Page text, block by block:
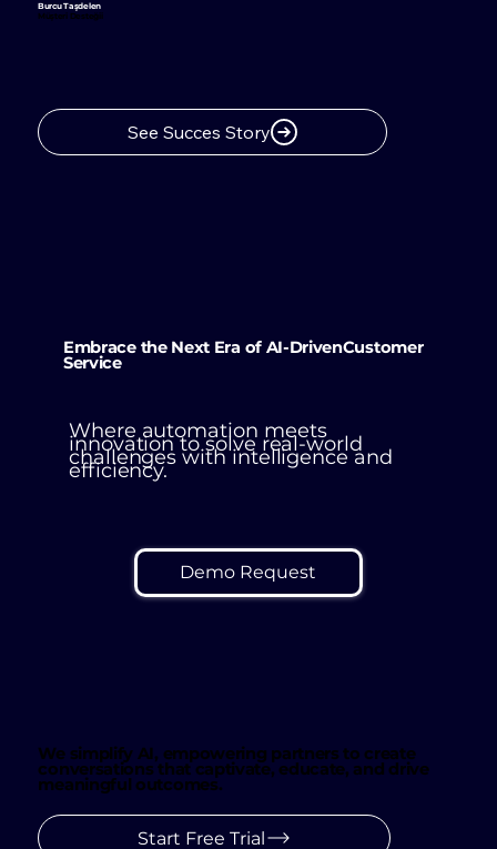
Burcu Taşdelen
Müşteri Desteğii
See Succes Story
Embrace the Next Era of AI-DrivenCustomer
Service
Where automation meets
innovation to solve real-world
challenges with intelligence and
efficiency.
Demo Request
We simplify AI, empowering partners to create
conversations that captivate, educate, and drive
meaningful outcomes.
Start Free Trial